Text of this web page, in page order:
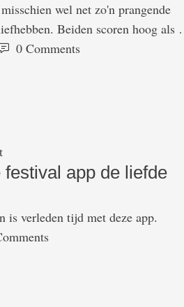
wel net zo'n prangende
Beiden scoren hoog als
wanneer ze niet goed
0 Comments
app de liefde
is verleden tijd met deze app.